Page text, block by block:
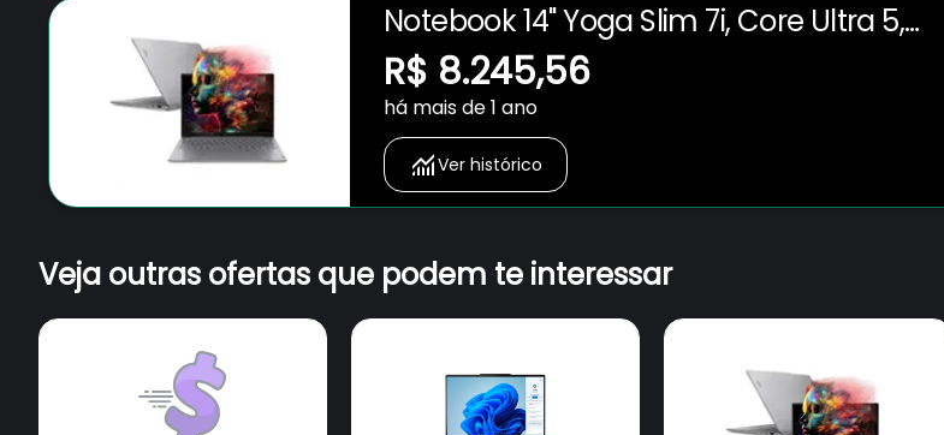
Notebook 14" Yoga Slim 7i, Core Ultra 5,
Memória 16GB, SSD de 512GB NVMe,
Windows 11, 83GM0003BR. LENOVO LENOVO
R$ 8.245,56
há mais de 1 ano
Ver histórico
Veja outras ofertas que podem te interessar